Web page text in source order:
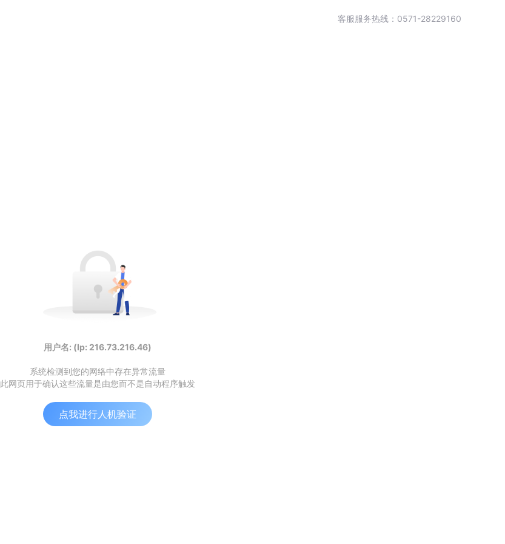
客服服务热线：0571-28229160
用户名: (Ip: 216.73.216.46)
系统检测到您的网络中存在异常流量
此网页用于确认这些流量是由您而不是自动程序触发
点我进行人机验证